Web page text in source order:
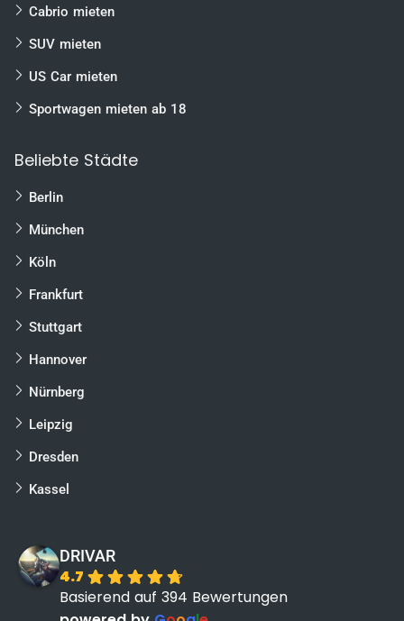
Cabrio mieten
SUV mieten
US Car mieten
Sportwagen mieten ab 18
Beliebte Städte
Berlin
München
Köln
Frankfurt
Stuttgart
Hannover
Nürnberg
Leipzig
Dresden
Kassel
DRIVAR
4.7
Basierend auf 394 Bewertungen